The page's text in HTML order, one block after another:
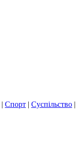
| Спорт | Суспільство |